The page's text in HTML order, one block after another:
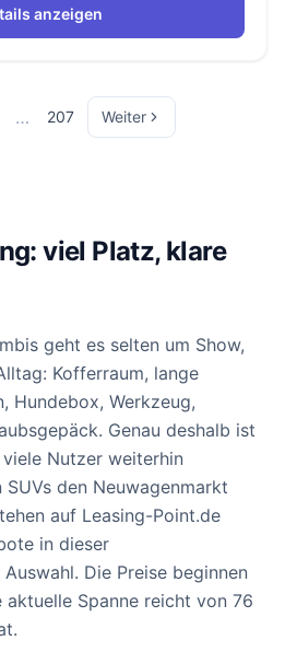
anzeigen
… 207 Weiter
viel Platz, klare
geht es selten um Show,
Kofferraum, lange
Hundebox, Werkzeug,
Genau deshalb ist
Nutzer weiterhin
den Neuwagenmarkt
auf Leasing-Point.de
in dieser
Die Preise beginnen
aktuelle Spanne reicht von 76